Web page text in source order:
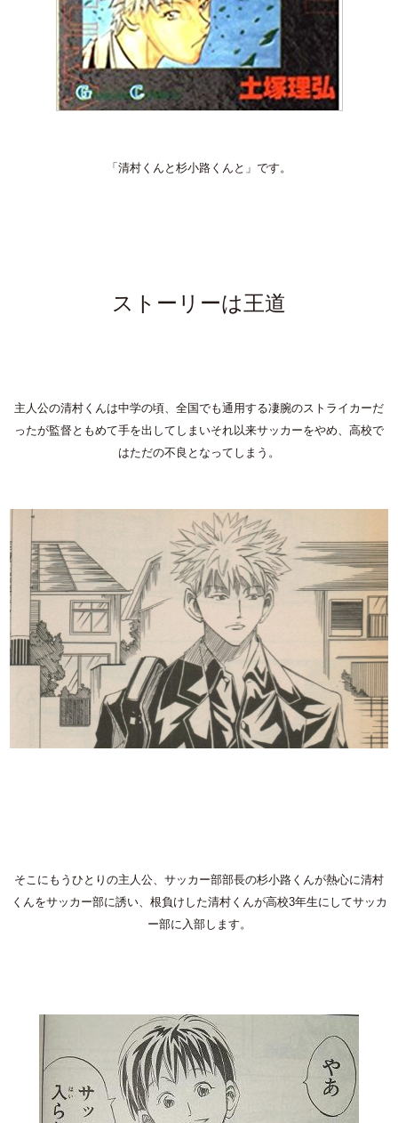
「清村くんと杉小路くんと」です。
ストーリーは王道
主人公の清村くんは中学の頃、全国でも通用する凄腕のストライカーだ
ったが監督ともめて手を出してしまいそれ以来サッカーをやめ、高校で
はただの不良となってしまう。
そこにもうひとりの主人公、サッカー部部長の杉小路くんが熱心に清村
くんをサッカー部に誘い、根負けした清村くんが高校3年生にしてサッカ
ー部に入部します。